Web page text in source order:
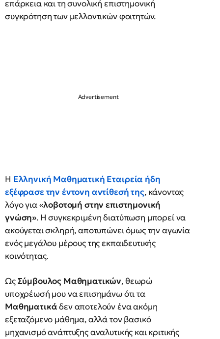
επάρκεια και τη συνολική επιστημονική
συγκρότηση των μελλοντικών φοιτητών.
Η Ελληνική Μαθηματική Εταιρεία ήδη
εξέφρασε την έντονη αντίθεσή της, κάνοντας
λόγο για «λοβοτομή στην επιστημονική
γνώση». Η συγκεκριμένη διατύπωση μπορεί να
ακούγεται σκληρή, αποτυπώνει όμως την αγωνία
ενός μεγάλου μέρους της εκπαιδευτικής
κοινότητας.
ΩςΣύμβουλος Μαθηματικών, θεωρώ
υποχρέωσή μου να επισημάνω ότι τα
Μαθηματικάδεν αποτελούν ένα ακόμη
εξεταζόμενο μάθημα, αλλά τον βασικό
μηχανισμό ανάπτυξης αναλυτικής και κριτικής